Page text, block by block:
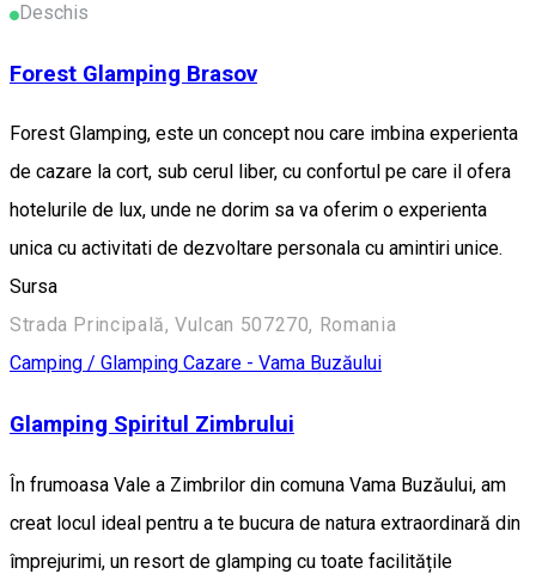
Deschis
Forest Glamping Brasov
Forest Glamping, este un concept nou care imbina experienta
de cazare la cort, sub cerul liber, cu confortul pe care il ofera
hotelurile de lux, unde ne dorim sa va oferim o experienta
unica cu activitati de dezvoltare personala cu amintiri unice.
Sursa
Strada Principală, Vulcan 507270, Romania
Camping / Glamping Cazare - Vama Buzăului
Glamping Spiritul Zimbrului
În frumoasa Vale a Zimbrilor din comuna Vama Buzăului, am
creat locul ideal pentru a te bucura de natura extraordinară din
împrejurimi, un resort de glamping cu toate facilitățile